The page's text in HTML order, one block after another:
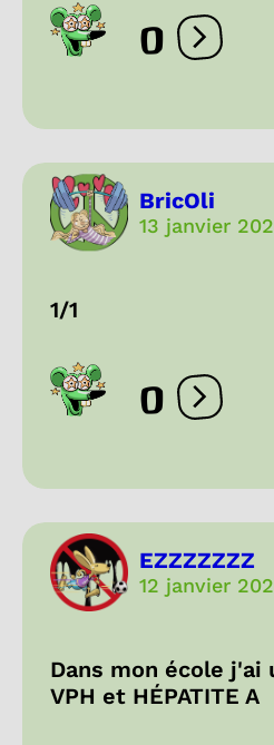
0 Ouvrir
BricOli
13 janvier
1/1
0 Ouvrir
EZZZZZZZ
12 janvier
Dans mon école j'ai
VPH et HÉPATITE A